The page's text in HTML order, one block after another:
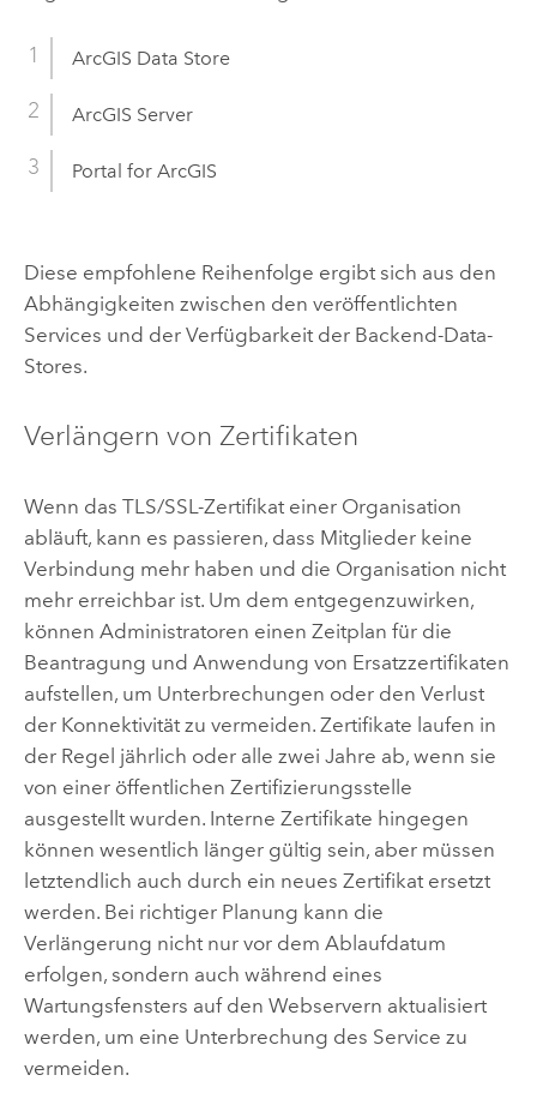
ArcGIS Data Store
ArcGIS Server
Portal for ArcGIS
Diese empfohlene Reihenfolge ergibt sich aus den
Abhängigkeiten zwischen den veröffentlichten
Services und der Verfügbarkeit der Backend-Data-
Stores.
Verlängern von Zertifikaten
Wenn das TLS/SSL-Zertifikat einer Organisation
abläuft, kann es passieren, dass Mitglieder keine
Verbindung mehr haben und die Organisation nicht
mehr erreichbar ist. Um dem entgegenzuwirken,
können Administratoren einen Zeitplan für die
Beantragung und Anwendung von Ersatzzertifikaten
aufstellen, um Unterbrechungen oder den Verlust
der Konnektivität zu vermeiden. Zertifikate laufen in
der Regel jährlich oder alle zwei Jahre ab, wenn sie
von einer öffentlichen Zertifizierungsstelle
ausgestellt wurden. Interne Zertifikate hingegen
können wesentlich länger gültig sein, aber müssen
letztendlich auch durch ein neues Zertifikat ersetzt
werden. Bei richtiger Planung kann die
Verlängerung nicht nur vor dem Ablaufdatum
erfolgen, sondern auch während eines
Wartungsfensters auf den Webservern aktualisiert
werden, um eine Unterbrechung des Service zu
vermeiden.